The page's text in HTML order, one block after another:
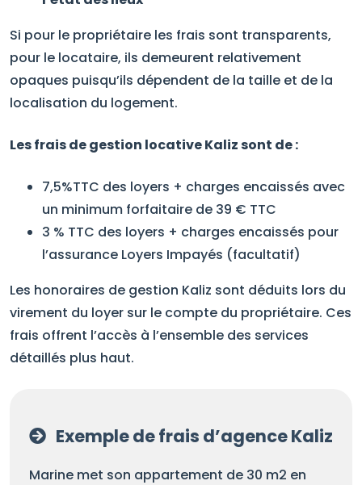
Si pour le propriétaire les frais sont transparents,
pour le locataire, ils demeurent relativement
opaques puisqu’ils dépendent de la taille et de la
localisation du logement.
Les frais de gestion locative Kaliz sont de :
7,5%TTC des loyers + charges encaissés avec
un minimum forfaitaire de 39 € TTC
3 % TTC des loyers + charges encaissés pour
l’assurance Loyers Impayés (facultatif)
Les honoraires de gestion Kaliz sont déduits lors du
virement du loyer sur le compte du propriétaire. Ces
frais offrent l’accès à l’ensemble des services
détaillés plus haut.
Exemple de frais d’agence Kaliz
Marine met son appartement de 30 m2 en